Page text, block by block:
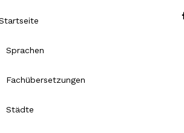
Sprachen
Fachübersetzungen
Städte